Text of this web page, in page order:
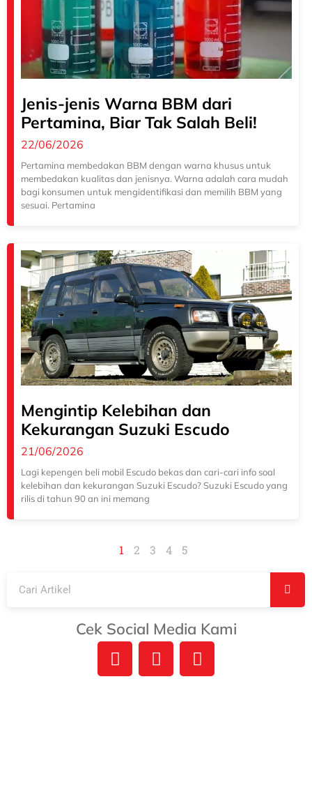
Jenis-jenis Warna BBM dari
Pertamina, Biar Tak Salah Beli!
22/06/2026
Pertamina membedakan BBM dengan warna khusus untuk
membedakan kualitas dan jenisnya. Warna adalah cara mudah
bagi konsumen untuk mengidentifikasi dan memilih BBM yang
sesuai. Pertamina
Mengintip Kelebihan dan
Kekurangan Suzuki Escudo
21/06/2026
Lagi kepengen beli mobil Escudo bekas dan cari-cari info soal
kelebihan dan kekurangan Suzuki Escudo? Suzuki Escudo yang
rilis di tahun 90 an ini memang
1 2 3 4 5
Cek Social Media Kami